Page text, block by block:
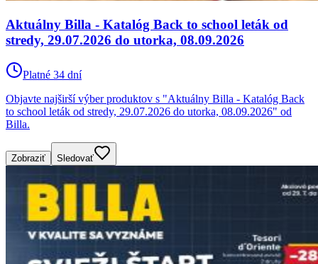
Aktuálny Billa - Katalóg Back to school leták od
stredy, 29.07.2026 do utorka, 08.09.2026
Platné 34 dní
Objavte najširší výber produktov s "Aktuálny Billa - Katalóg Back
to school leták od stredy, 29.07.2026 do utorka, 08.09.2026" od
Billa.
Zobraziť Sledovať